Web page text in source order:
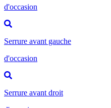
d'occasion
Serrure avant gauche
d'occasion
Serrure avant droit